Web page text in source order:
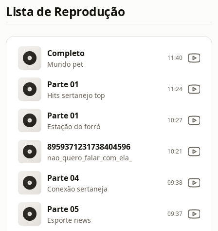
Lista de Reprodução
Completo
Mundo pet
11:40
Parte 01
Hits sertanejo top
11:24
Parte 01
Estação do forró
10:27
8959371231738404596
nao_quero_falar_com_ela_
10:21
Parte 04
Conexão sertaneja
09:38
Parte 05
Esporte news
09:37